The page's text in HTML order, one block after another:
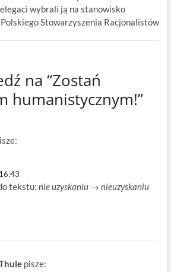
wybrali ją na stanowisko
Stowarzyszenia Racjonalistów
na “Zostań
humanistycznym!”
tekstu: nie uzyskaniu → nieuzyskaniu
pisze: